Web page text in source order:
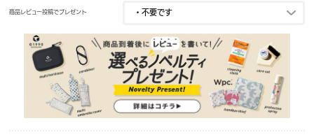
商品レビュー投稿でプレゼント